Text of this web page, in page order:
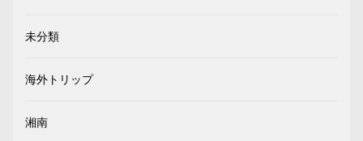
未分類
海外トリップ
湘南